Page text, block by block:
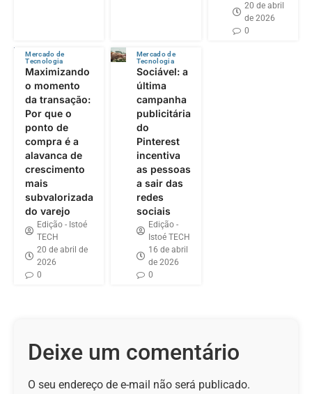
20 de abril
de 2026
0
Mercado de
Tecnologia
Maximizando
o momento
da transação:
Por que o
ponto de
compra é a
alavanca de
crescimento
mais
subvalorizada
do varejo
Edição - Istoé
TECH
20 de abril de
2026
0
Mercado de
Tecnologia
Sociável: a
última
campanha
publicitária
do
Pinterest
incentiva
as pessoas
a sair das
redes
sociais
Edição -
Istoé TECH
16 de abril
de 2026
0
Deixe um comentário
O seu endereço de e-mail não será publicado.